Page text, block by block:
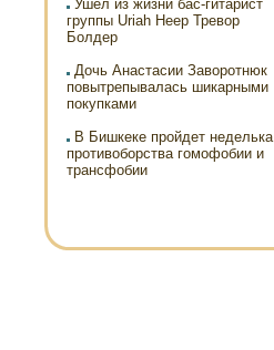
Ушел из жизни бас-гитарист
группы Uriah Heep Тревор
Болдер
Дочь Анастасии Заворотнюк
повытрепывалась шикарными
покупками
В Бишкеке пройдет неделька
противоборства гомофобии и
трансфобии